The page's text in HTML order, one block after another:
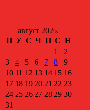
август 2026.
П У С Ч П С Н
1
2
3
4 5 6 7 8
9
10 11 12 13 14 15 16
17 18 19 20 21 22 23
24 25 26 27 28 29 30
31